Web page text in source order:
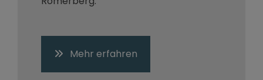
Mehr erfahren